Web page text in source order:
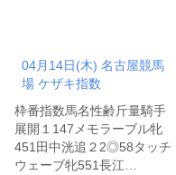
04月14日(木) 名古屋競馬
場 ケザキ指数
枠番指数馬名性齢斤量騎手
展開１147メモラーブル牝
451田中洸追２2◎58タッチ
ウェーブ牝551長江…